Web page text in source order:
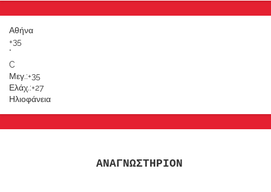
Αθήνα
+35
°
C
Μεγ.:+35
Ελάχ.:+27
Ηλιοφάνεια
ΑΝΑΓΝΩΣΤΗΡΙΟΝ